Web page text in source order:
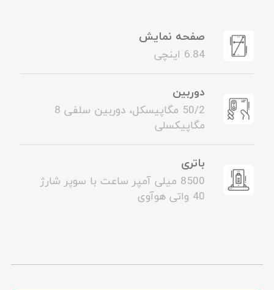
صفحه نمایش
6.84 اینچی
دوربین
50/2 مگاپیسکل، دوربین سلفی 8
مگاپیکسلی
باتری
8500 میلی آمپر ساعت با سوپر شارژ
40 واتی هوآوی